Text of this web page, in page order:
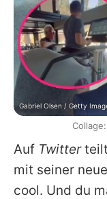
Auf Twitter
mit seiner
cool. Und du
Gabriel Olsen / Getty